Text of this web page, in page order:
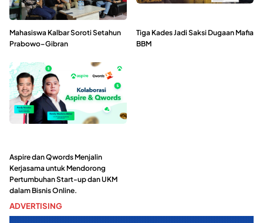
Mahasiswa Kalbar Soroti Setahun
Prabowo–Gibran
Tiga Kades Jadi Saksi Dugaan Mafia
BBM
Aspire dan Qwords Menjalin
Kerjasama untuk Mendorong
Pertumbuhan Start-up dan UKM
dalam Bisnis Online.
ADVERTISING